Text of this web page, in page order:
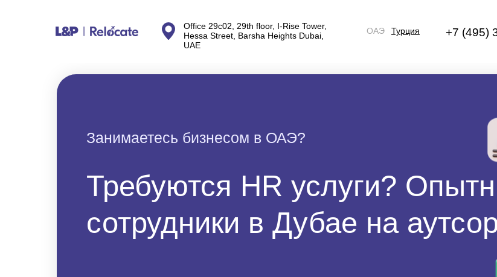
Office 29c02, 29th floor, I-Rise Tower,
Hessa Street, Barsha Heights Dubai,
UAE
ОАЭ Турция +7 (495)
Требуются HR услуги?
сотрудники в Дубае на
Занимаетесь бизнесом в ОАЭ?